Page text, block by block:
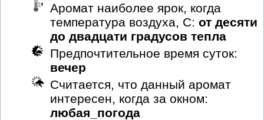
Аромат наиболее ярок, когда
температура воздуха, С: от десяти
до двадцати градусов тепла
Предпочтительное время суток:
вечер
Считается, что данный аромат
интересен, когда за окном:
любая_погода